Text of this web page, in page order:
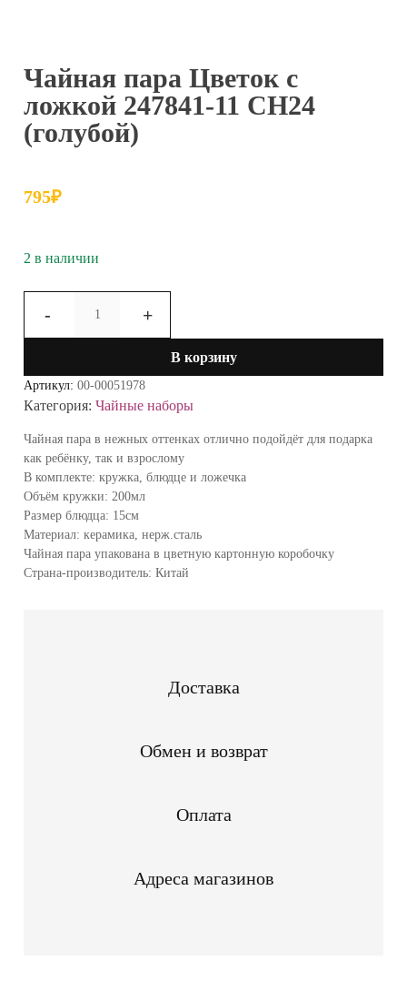
Чайная пара Цветок с
ложкой 247841-11 СН24
(голубой)
795₽
2 в наличии
-
товара
Чайная
Цветок
ложкой
247841-
11
СН24
(голубой)
+
В корзину
Артикул:00-00051978
Категория:Чайные наборы
Чайная пара в нежных оттенках отлично подойдёт для подарка
как ребёнку, так и взрослому
В комплекте: кружка, блюдце и ложечка
Объём кружки: 200мл
Размер блюдца: 15см
Материал: керамика, нерж.сталь
Чайная пара упакована в цветную картонную коробочку
Страна-производитель: Китай
Доставка
Обмен и возврат
Оплата
Адреса магазинов